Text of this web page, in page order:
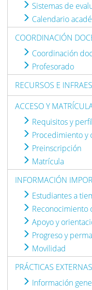
Sistemas de
Calendario
COORDINACIÓN
Coordinación
Profesorado
RECURSOS E
ACCESO Y
Requisitos y
Procedimiento y
Preinscripción
Matrícula
INFORMACIÓN
Estudiantes a
Reconocimiento
Apoyo y
Progreso y
Movilidad
PRÁCTICAS EXTERNAS
Información